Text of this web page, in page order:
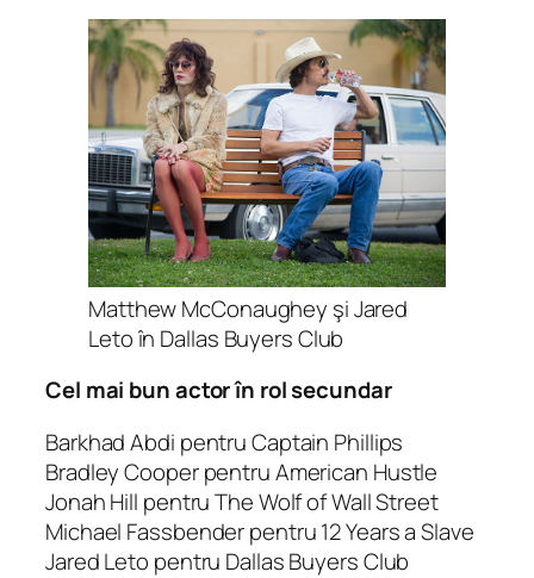
Matthew McConaughey şi Jared
Leto în Dallas Buyers Club
Cel mai bun actor în rol secundar
Barkhad Abdi pentru Captain Phillips
Bradley Cooper pentru American Hustle
Jonah Hill pentru The Wolf of Wall Street
Michael Fassbender pentru 12 Years a Slave
Jared Leto pentru Dallas Buyers Club